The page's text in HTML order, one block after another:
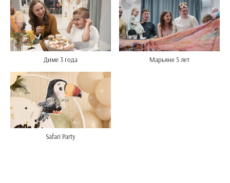
Диме 3 года Марьяне 5 лет
Safari Party